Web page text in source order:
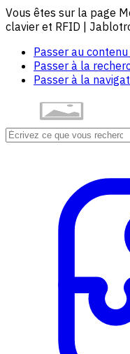
Vous êtes sur la page
clavier et RFID |
Passer au
Passer à la
Passer à la